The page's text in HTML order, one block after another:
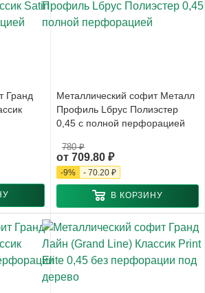
Гранд
Металлический софит Металл
Профиль Lбрус Полиэстер
0,45 с полной перфорацией
от 709.80 ₽
780 ₽
-9% - 70.20 ₽
В КОРЗИНУ